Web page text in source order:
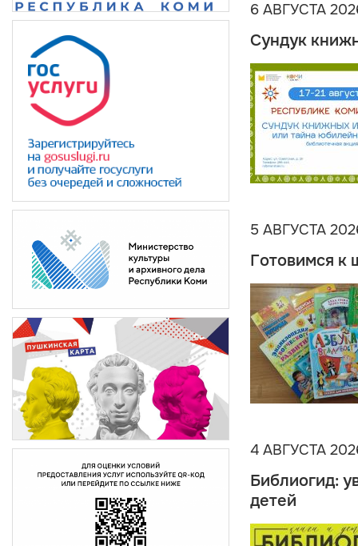
6 АВГУСТА
Сундук
5 АВГУСТА
Готовимся к
4 АВГУСТА
Библиогид:
детей